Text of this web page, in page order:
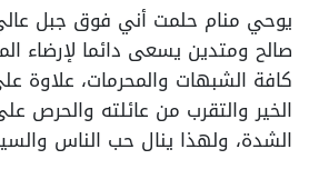
يوحي منام حلمت أني فوق جبل
صالح ومتدين يسعى دائما لإرضاء
كافة الشبهات والمحرمات، علاوة
الخير والتقرب من عائلته
الشدة، ولهذا ينال حب الناس